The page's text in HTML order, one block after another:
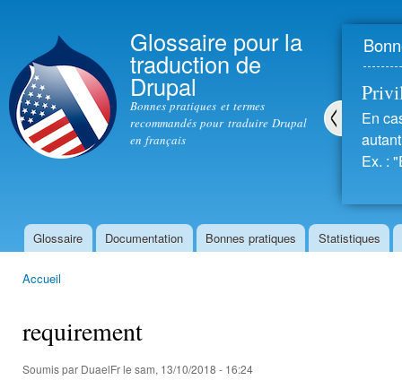
Glossaire pour la
traduction de
Drupal
Bonnes pratiques et termes
recommandés pour traduire Drupal
en français
En
Ex. :
Menu principal
Glossaire Documentation Bonnes pratiques Statistiques
Accueil
requirement
Soumis par DuaelFrle sam, 13/10/2018 - 16:24